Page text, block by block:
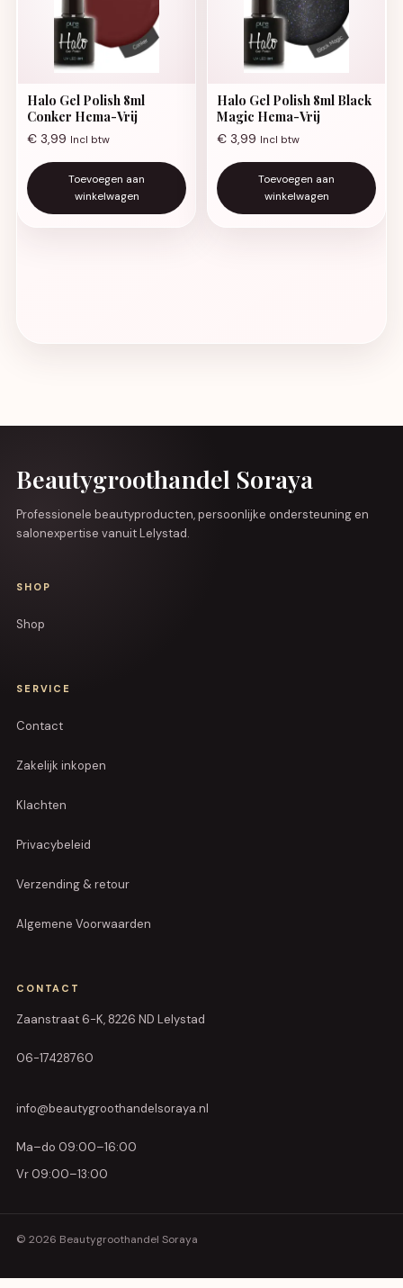
Halo Gel Polish 8ml
Conker Hema-Vrij
€ 3,99 Incl btw
Toevoegen aan
winkelwagen
Halo Gel Polish 8ml Black
Magic Hema-Vrij
€ 3,99 Incl btw
Toevoegen aan
winkelwagen
Beautygroothandel Soraya
Professionele beautyproducten, persoonlijke ondersteuning en
salonexpertise vanuit Lelystad.
SHOP
Shop
SERVICE
Contact
Zakelijk inkopen
Klachten
Privacybeleid
Verzending & retour
Algemene Voorwaarden
CONTACT
Zaanstraat 6-K, 8226 ND Lelystad
06-17428760
info@beautygroothandelsoraya.nl
Ma–do 09:00–16:00
Vr 09:00–13:00
© 2026 Beautygroothandel Soraya